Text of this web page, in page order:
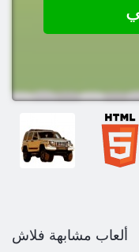
ألعاب مشابهة فلاش